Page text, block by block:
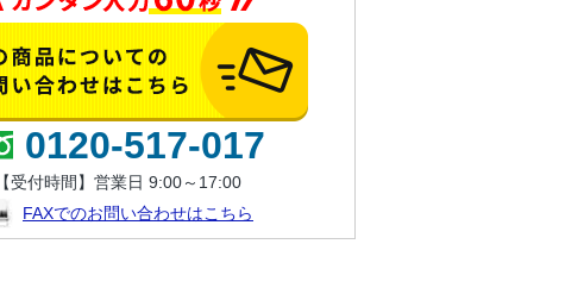
0120-517-017
【受付時間】営業日 9:00～17:00
FAXでのお問い合わせはこちら